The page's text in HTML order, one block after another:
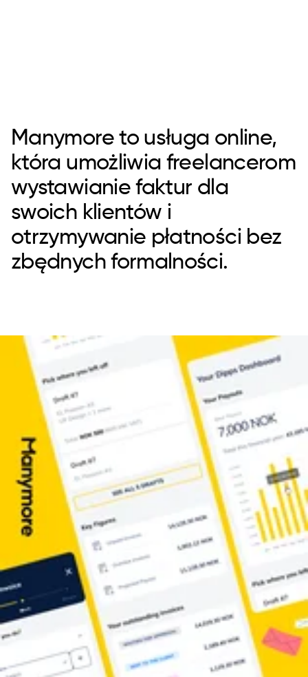
Manymore to usługa online,
która umożliwia freelancerom
wystawianie faktur dla
swoich klientów i
otrzymywanie płatności bez
zbędnych formalności.